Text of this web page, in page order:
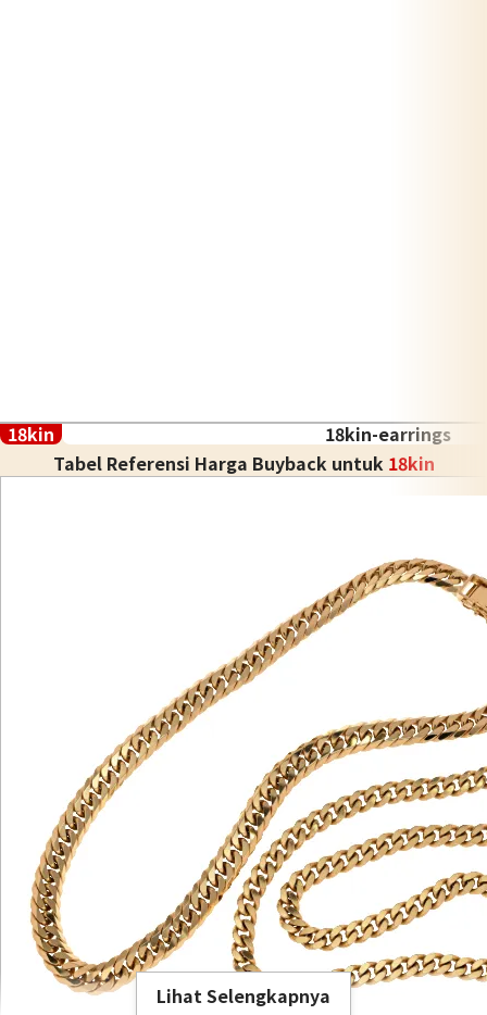
18kin
18kin-earrings
Tabel Referensi Harga Buyback untuk 18kin
Lihat Selengkapnya